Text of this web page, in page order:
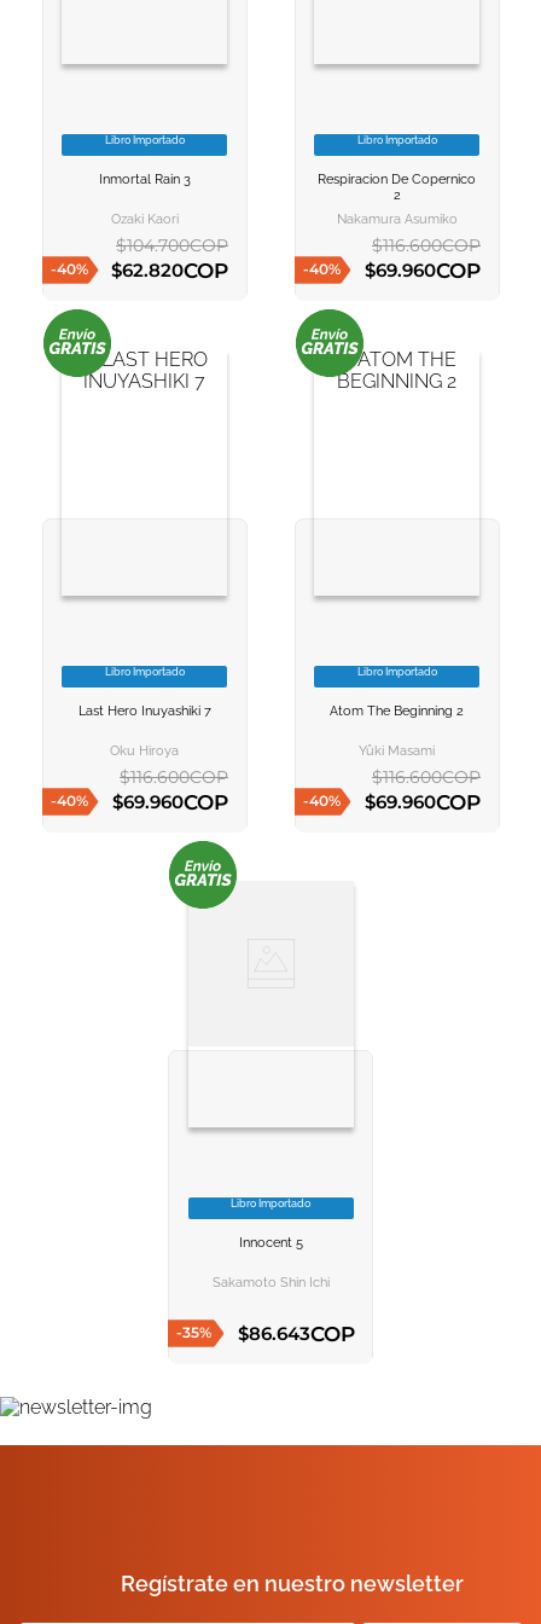
VER INFORMACION
Libro Importado
Inmortal Rain 3
Ozaki Kaori
-40%
$104.700COP
$62.820COP
AGREGAR AL CARRITO
VER INFORMACION
AGREGAR AL
Libro Importado
Respiracion De Copernico
2
Nakamura Asumiko
-40%
$116.600COP
$69.960COP
AGREGAR AL CARRITO
VER INFORMACION
Libro Importado
Last Hero Inuyashiki 7
Oku Hiroya
-40%
$116.600COP
$69.960COP
AGREGAR AL CARRITO
VER INFORMACION
Libro Importado
Atom The Beginning 2
Yûki Masami
-40%
$116.600COP
$69.960COP
VER INFORMACION
Libro Importado
Innocent 5
Sakamoto Shin Ichi
-35% $86.643COP
Regístrate en nuestro newsletter